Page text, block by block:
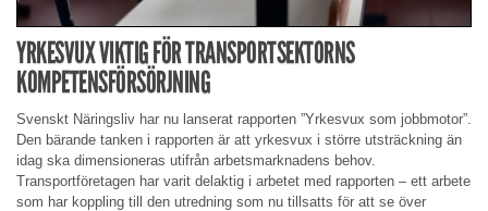
YRKESVUX VIKTIG FÖR TRANSPORTSEKTORNS
KOMPETENSFÖRSÖRJNING
Svenskt Näringsliv har nu lanserat rapporten ”Yrkesvux som jobbmotor”.
Den bärande tanken i rapporten är att yrkesvux i större utsträckning än
idag ska dimensioneras utifrån arbetsmarknadens behov.
Transportföretagen har varit delaktig i arbetet med rapporten – ett arbete
som har koppling till den utredning som nu tillsatts för att se över